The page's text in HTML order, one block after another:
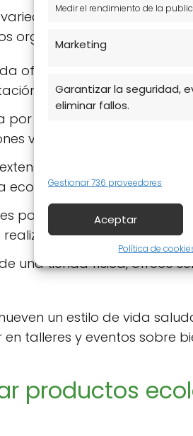
Medir el rendimiento de la
Marketing
Garantizar la seguridad,
eliminar fallos.
Gestionar 736 proveedores
Aceptar
Política de
detiendas
y sostenibles.
ofrece una amplia gama
saludable.
por su variedad de
vegetarianas y veganas.
catálogo que incluye
ecológicos.
es popular por su surtido de
compras
una tienda física, ofrece
un estilo de vida
talleres y eventos sobre
productos